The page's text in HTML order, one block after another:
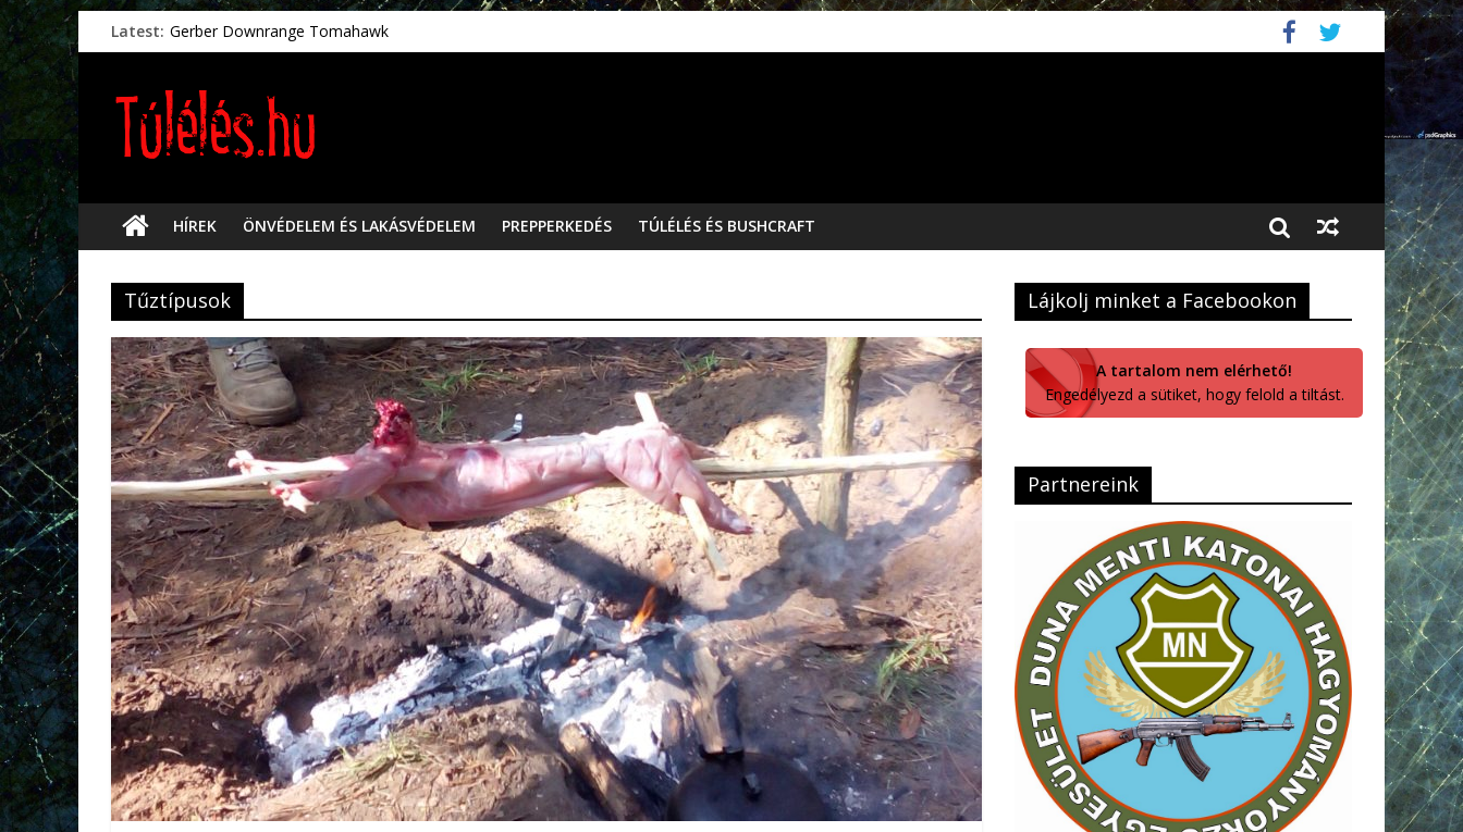
Latest: Gerber Downrange Tomahawk
Vészhelyzeti élelmiszerek
Vészhelyzetkezelés
Préselt törlőkendők
HÍREK ÖNVÉDELEM ÉS LAKÁSVÉDELEM PREPPERKEDÉS TÚLÉLÉS ÉS BUSHCRAFT
Tűztípusok Lájkolj minket a Facebookon
A tartalom nem elérhető!
Engedélyezd a sütiket, hogy felold a tiltást.
Partnereink